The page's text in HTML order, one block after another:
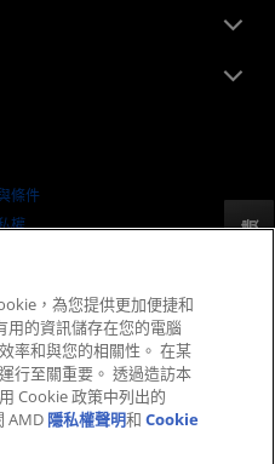
反馈
條件
權
競爭
策略
政策
設定
，為您提供更加便捷和
用的資訊儲存在您的電腦
率和與您的相關性。 在某
行至關重要。 透過造訪本
Cookie 政策中列出的
AMD 隱私權聲明和Cookie